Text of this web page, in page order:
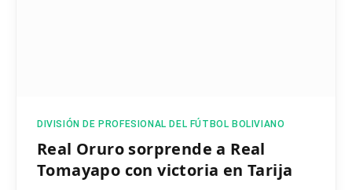
DIVISIÓN DE PROFESIONAL DEL FÚTBOL BOLIVIANO
Real Oruro sorprende a Real
Tomayapo con victoria en Tarija